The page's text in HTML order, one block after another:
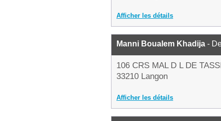
Afficher les détails
Manni Boualem Khadija -
106 CRS MAL D L DE
33210 Langon
Afficher les détails